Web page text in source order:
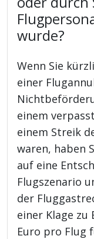
wurde?
Wenn Sie
einer
einem
einem Streik
waren, haben
auf eine
Flugszenario
der
einer Klage zu
Euro pro Flug